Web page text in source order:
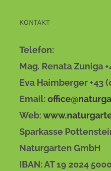
KONTAKT
Telefon:
Mag. Renata Zuniga
Eva Haimberger +43
Email:
Web:
Sparkasse
Naturgarten GmbH
IBAN: AT 19 2024